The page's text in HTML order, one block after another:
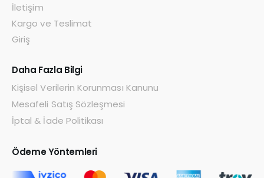
İletişim
Kargo ve Teslimat
Giriş
Daha Fazla Bilgi
Kişisel Verilerin Korunması Kanunu
Mesafeli Satış Sözleşmesi
İptal & İade Politikası
Ödeme Yöntemleri